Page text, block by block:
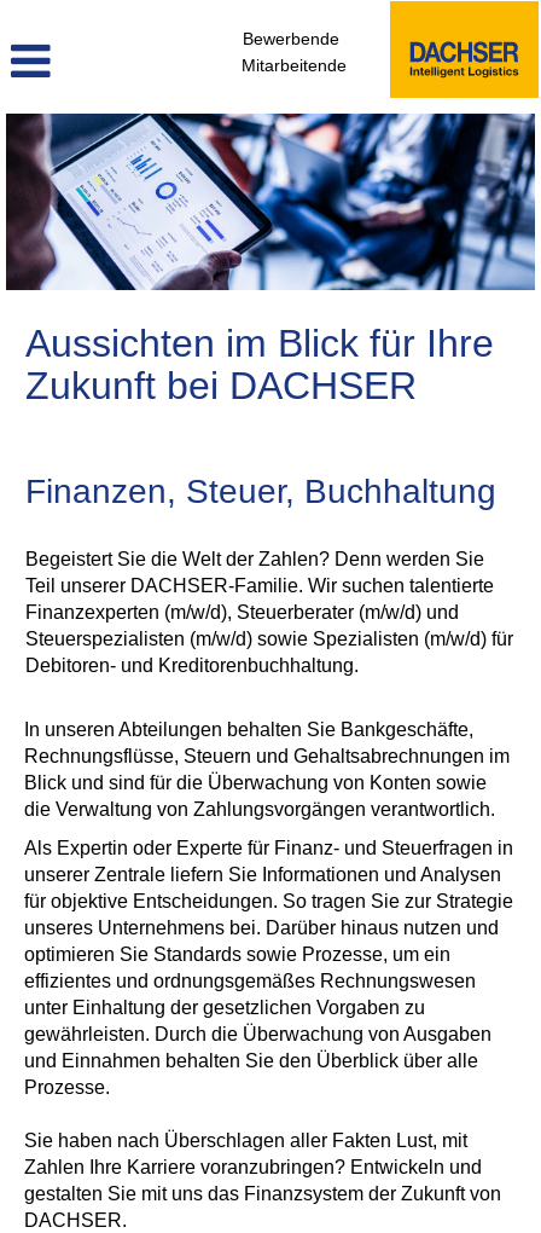
Bewerbende
Mitarbeitende
Finanzen,
Controlling,
Rechtswesen
Aussichten im Blick für Ihre
Zukunft bei DACHSER
Finanzen, Steuer, Buchhaltung
Begeistert Sie die Welt der Zahlen? Denn werden Sie
Teil unserer DACHSER-Familie. Wir suchen talentierte
Finanzexperten (m/w/d), Steuerberater (m/w/d) und
Steuerspezialisten (m/w/d) sowie Spezialisten (m/w/d) für
Debitoren- und Kreditorenbuchhaltung.
In unseren Abteilungen behalten Sie Bankgeschäfte,
Rechnungsflüsse, Steuern und Gehaltsabrechnungen im
Blick und sind für die Überwachung von Konten sowie
die Verwaltung von Zahlungsvorgängen verantwortlich.
Als Expertin oder Experte für Finanz- und Steuerfragen in
unserer Zentrale liefern Sie Informationen und Analysen
für objektive Entscheidungen. So tragen Sie zur Strategie
unseres Unternehmens bei. Darüber hinaus nutzen und
optimieren Sie Standards sowie Prozesse, um ein
effizientes und ordnungsgemäßes Rechnungswesen
unter Einhaltung der gesetzlichen Vorgaben zu
gewährleisten. Durch die Überwachung von Ausgaben
und Einnahmen behalten Sie den Überblick über alle
Prozesse.
Sie haben nach Überschlagen aller Fakten Lust, mit
Zahlen Ihre Karriere voranzubringen? Entwickeln und
gestalten Sie mit uns das Finanzsystem der Zukunft von
DACHSER.